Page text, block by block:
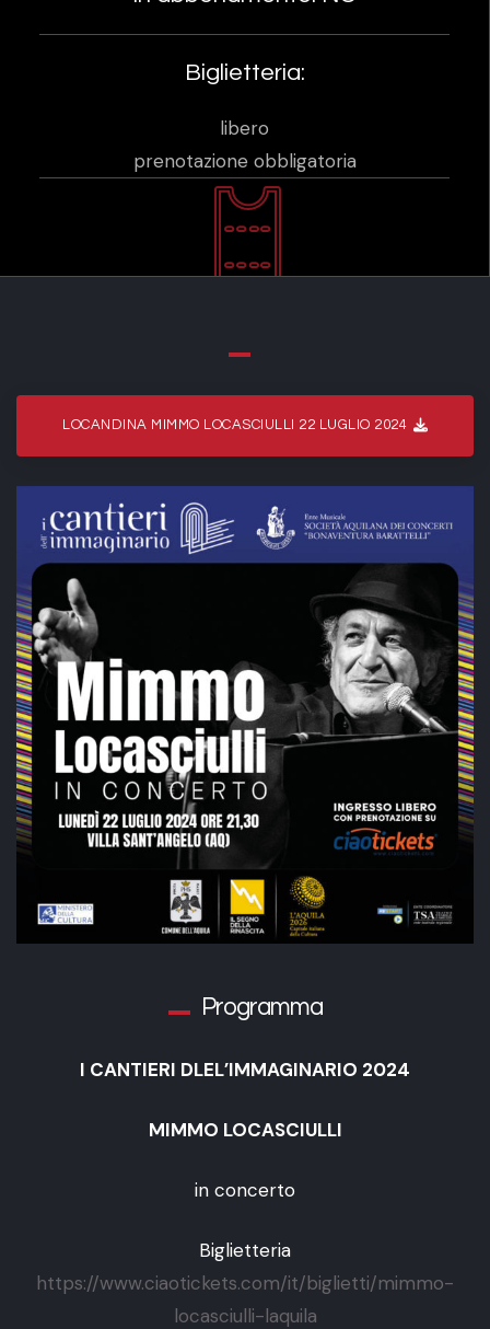
Biglietteria:
libero
prenotazione obbligatoria
LOCANDINA MIMMO LOCASCIULLI 22 LUGLIO 2024
Programma
I CANTIERI DLEL’IMMAGINARIO 2024
MIMMO LOCASCIULLI
in concerto
Biglietteria
https://www.ciaotickets.com/it/biglietti/mimmo-
locasciulli-laquila